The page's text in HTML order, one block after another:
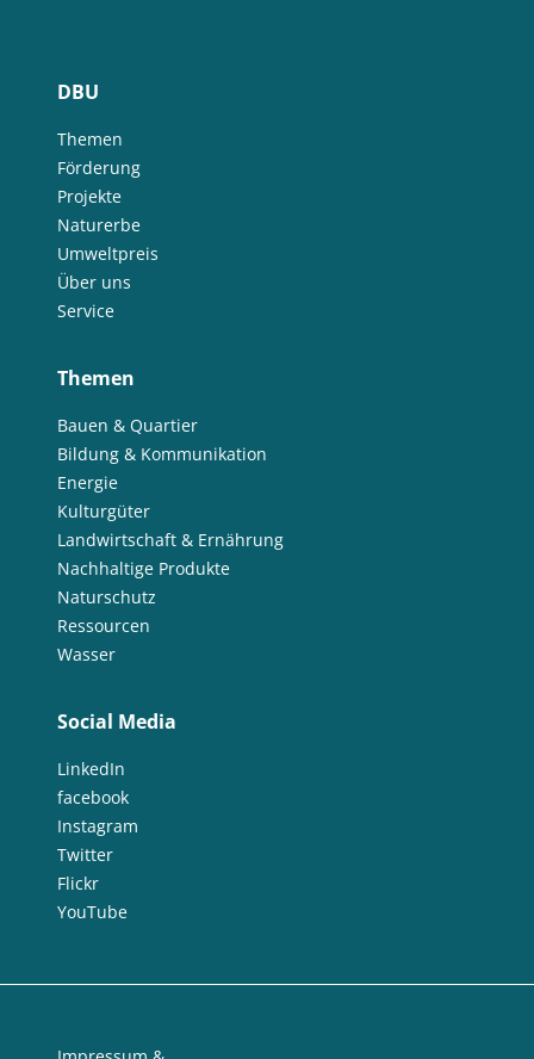
DBU
Themen
Förderung
Projekte
Naturerbe
Umweltpreis
Über uns
Service
Themen
Bauen & Quartier
Bildung & Kommunikation
Energie
Kulturgüter
Landwirtschaft & Ernährung
Nachhaltige Produkte
Naturschutz
Ressourcen
Wasser
Social Media
LinkedIn
facebook
Instagram
Twitter
Flickr
YouTube